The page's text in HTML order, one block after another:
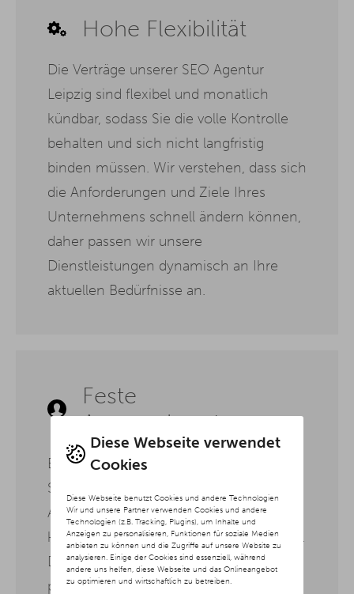
Diese Webseite verwendet
Cookies
Diese Webseite benutzt Cookies und andere Technologien
Wir und unsere Partner verwenden Cookies und andere
Technologien (z.B. Tracking, Plugins), um Inhalte und
Anzeigen zu personalisieren, Funktionen für soziale Medien
anbieten zu können und die Zugriffe auf unsere Website zu
analysieren. Einige der Cookies sind essenziell, während
andere uns helfen, diese Webseite und das Onlineangebot
zu optimieren und wirtschaftlich zu betreiben.
Hohe Flexibilität
Die Verträge unserer SEO Agentur
Leipzig sind flexibel und monatlich
kündbar, sodass Sie die volle Kontrolle
behalten und sich nicht langfristig
binden müssen. Wir verstehen, dass sich
die Anforderungen und Ziele Ihres
Unternehmens schnell ändern können,
daher passen wir unsere
Dienstleistungen dynamisch an Ihre
aktuellen Bedürfnisse an.
Feste
Ansprechpartner
Bei unserer SEO Agentur Leipzig haben
Sie immer einen festen
Ansprechpartner, der Ihre Projekte
kennt und jederzeit für Sie erreichbar ist.
Dadurch gewährleisten wir eine
persönliche Betreuung und schnelle